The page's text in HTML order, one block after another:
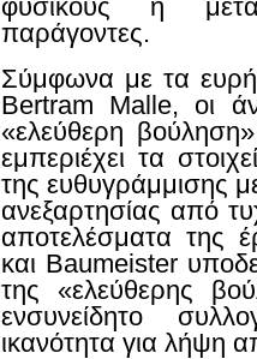
φυσικούς ή
παράγοντες.
Σύμφωνα με τα
Bertram Malle, οι
«ελεύθερη
εμπεριέχει τα
της ευθυγράμμισης
ανεξαρτησίας από
αποτελέσματα της
και Baumeister
της «ελεύθερης
ενσυνείδητο
ικανότητα για λήψη